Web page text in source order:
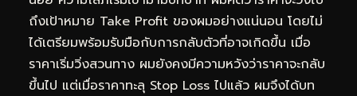
ถึงเป้าหมาย Take Profit ของผมอย่างแน่นอน โดยไม่
ได้เตรียมพร้อมรับมือกับการกลับตัวที่อาจเกิดขึ้น เมื่อ
ราคาเริ่มวิ่งสวนทาง ผมยังคงมีความหวังว่าราคาจะกลับ
ขึ้นไป แต่เมื่อราคาทะลุ Stop Loss ไปแล้ว ผมจึงได้บท